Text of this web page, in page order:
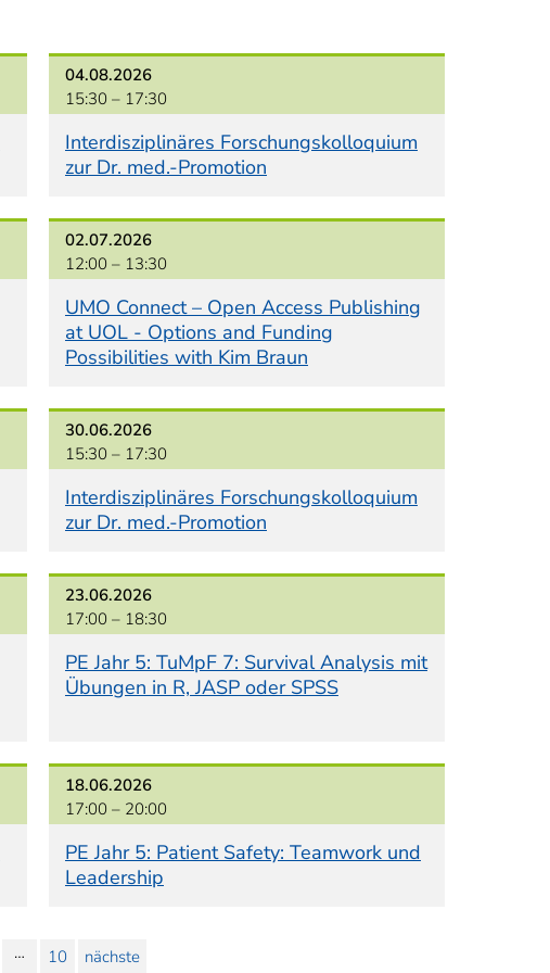
04.08.2026
15:30 – 17:30
Interdisziplinäres Forschungskolloquium
zur Dr. med.-Promotion
02.07.2026
12:00 – 13:30
UMO Connect – Open Access Publishing
at UOL - Options and Funding
Possibilities with Kim Braun
30.06.2026
15:30 – 17:30
Interdisziplinäres Forschungskolloquium
zur Dr. med.-Promotion
23.06.2026
17:00 – 18:30
PE Jahr 5: TuMpF 7: Survival Analysis mit
Übungen in R, JASP oder SPSS
18.06.2026
17:00 – 20:00
PE Jahr 5: Patient Safety: Teamwork und
Leadership
… 10 nächste